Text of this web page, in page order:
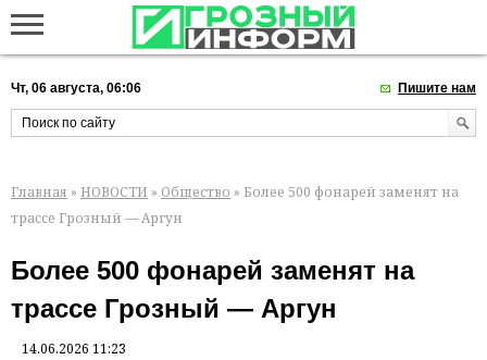
Чт, 06 августа, 06:06 Пишите нам
Главная » НОВОСТИ » Общество » Более 500 фонарей заменят на
трассе Грозный — Аргун
Более 500 фонарей заменят на
трассе Грозный — Аргун
14.06.2026 11:23